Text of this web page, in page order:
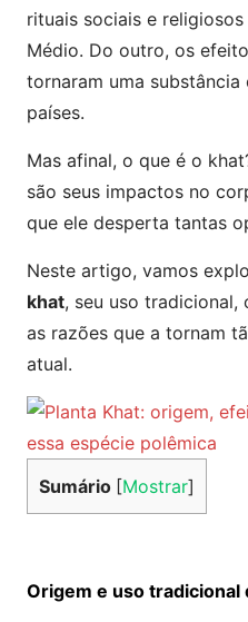
rituais sociais e
Médio. Do outro, os
tornaram uma
países.
Mas afinal, o que é o
são seus impactos no
que ele desperta tantas
Neste artigo, vamos
khat, seu uso
as razões que a tornam
atual.
Sumário [Mostrar]
Origem e uso tradicional